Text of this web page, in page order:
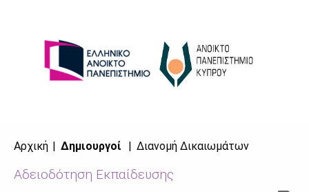
Αρχική Δημιουργοί Διανομή Δικαιωμάτων
Αδειοδότηση Εκπαίδευσης